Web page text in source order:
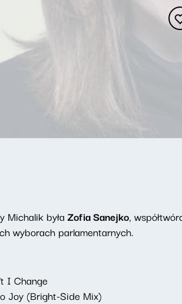
Michalik byłaZofia Sanejko,
wyborach parlamentarnych.
I Change
Joy (Bright-Side Mix)